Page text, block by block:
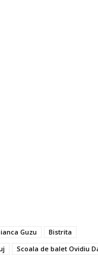
Guzu
Bistrita
Scoala de balet Ovidiu